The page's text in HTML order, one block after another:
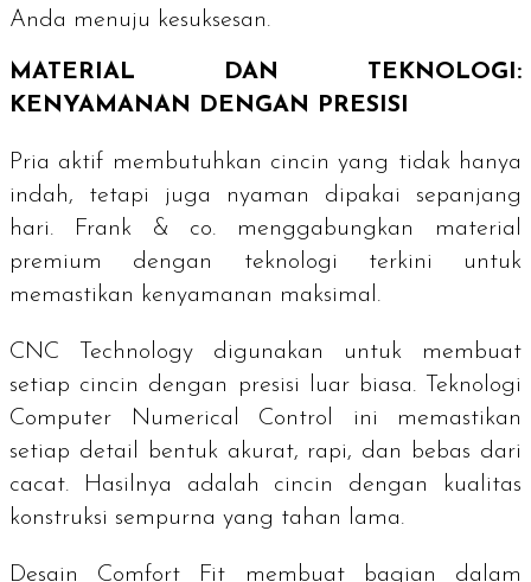
Anda menuju kesuksesan.
MATERIAL DAN TEKNOLOGI:
KENYAMANAN DENGAN PRESISI
Pria aktif membutuhkan cincin yang tidak hanya
indah, tetapi juga nyaman dipakai sepanjang
hari. Frank & co. menggabungkan material
premium dengan teknologi terkini untuk
memastikan kenyamanan maksimal.
CNC Technology digunakan untuk membuat
setiap cincin dengan presisi luar biasa. Teknologi
Computer Numerical Control ini memastikan
setiap detail bentuk akurat, rapi, dan bebas dari
cacat. Hasilnya adalah cincin dengan kualitas
konstruksi sempurna yang tahan lama.
Desain Comfort Fit
membuat bagian dalam